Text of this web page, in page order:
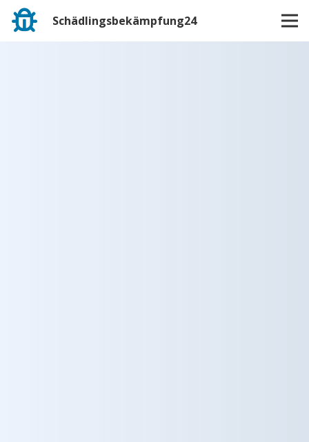
Schädlingsbekämpfung24